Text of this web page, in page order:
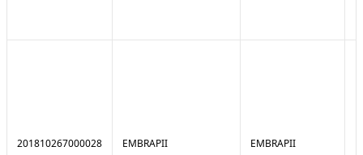
201810267000028 EMBRAPII EMBRAPII